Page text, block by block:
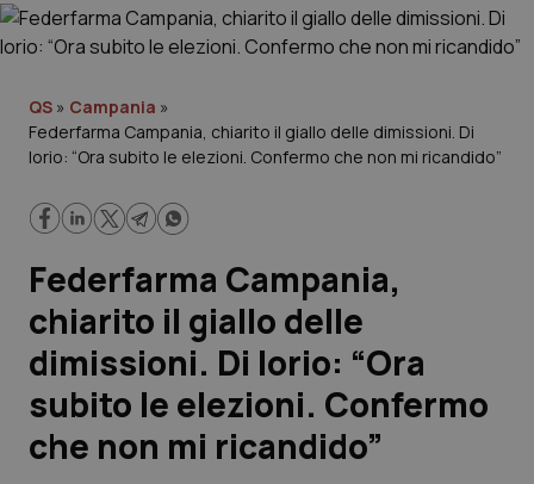
Governo e Parlamento
Regioni e Asl
Lavoro e Professioni
Scienza e Farmaci
Studi e Analisi
Lettere al direttore
QS » Campania »
Federfarma Campania, chiarito il giallo delle dimissioni. Di
Iorio: “Ora subito le elezioni. Confermo che non mi ricandido”
Federfarma Campania,
chiarito il giallo delle
dimissioni. Di Iorio: “Ora
subito le elezioni. Confermo
che non mi ricandido”